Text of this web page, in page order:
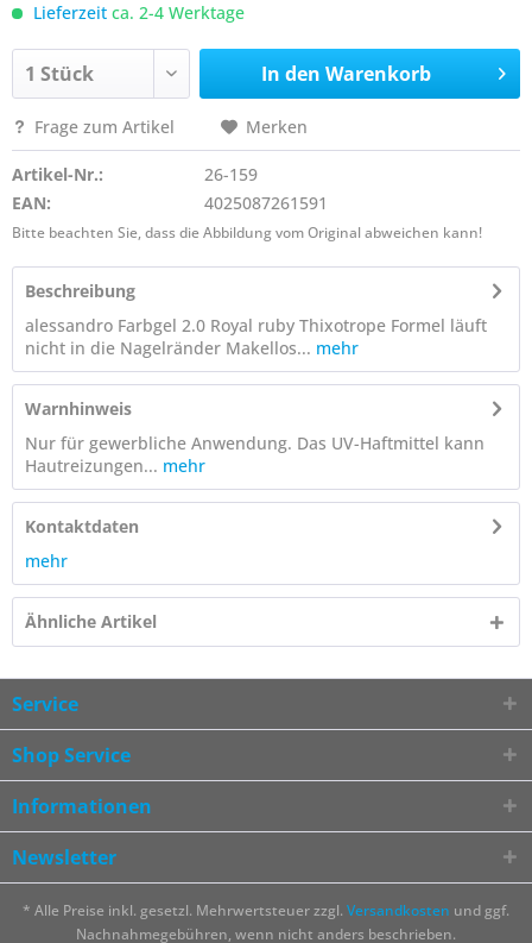
Lieferzeit ca. 2-4 Werktage
In den Warenkorb
Frage zum Artikel Merken
Artikel-Nr.:
26-159
EAN:
4025087261591
Bitte beachten Sie, dass die Abbildung vom Original abweichen kann!
Beschreibung
alessandro Farbgel 2.0 Royal ruby Thixotrope Formel läuft
nicht in die Nagelränder Makellos... mehr
Warnhinweis
Nur für gewerbliche Anwendung. Das UV-Haftmittel kann
Hautreizungen... mehr
Kontaktdaten
mehr
Ähnliche Artikel
Service
Shop Service
Informationen
Newsletter
* Alle Preise inkl. gesetzl. Mehrwertsteuer zzgl. Versandkosten und ggf.
Nachnahmegebühren, wenn nicht anders beschrieben.